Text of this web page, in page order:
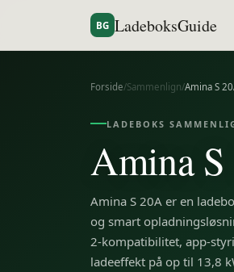
BG LadeboksGuide
Forside/Sammenlign/Amina S
LADEBOKS
Amina
Amina S 20A er en
og smart
2-kompatibilitet, app-
ladeeffekt på op til 13,8